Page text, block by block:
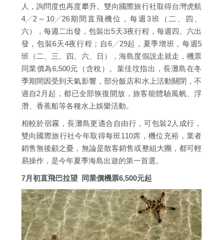
人，詢問度也再度攀升。雙向國際旅行社取得台灣虎航
4╱2～10╱26期間直飛機位，每週3班（二、四、
六），每週二出發，包裝出5天3夜行程，每週四、六出
發，包裝6天4夜行程；自6╱29起，夏季增班，每週5
班（二、三、四、六、日），海島度假說走就走，機票
同業價為6,500元（含稅）。葉佳玟指出，長灘島在冬
季期間因受到天氣影響，部分飯店和水上活動關閉，不
過自2月起，都已全部恢復開放，旅客能體驗風帆、浮
潛、香蕉船等各種水上娛樂活動。
相較於宿霧，長灘島更適合自由行，可包裝2人成行，
雙向國際旅行社今年取得每班110席，機位充裕，業者
銷售無後顧之憂，無論是散客銷售或整組大團，都可輕
易操作，是今年夏季海島出遊的第一首選。
7月初直飛巴拉望 同業價機票6,500元起